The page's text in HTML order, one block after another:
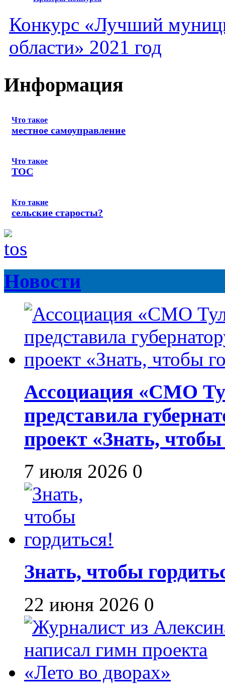
Конкурс «Лучший
области» 2021 год
Информация
Что такое
местное самоуправление
Что такое
ТОС
Кто такие
сельские старосты?
Новости
Ассоциация «СМО
представила
проект «Знать,
7 июля 2026 0
Знать, чтобы
22 июня 2026 0